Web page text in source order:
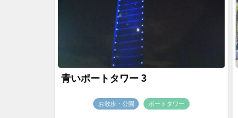
青いポートタワー 3
お散歩・公園 ポートタワー